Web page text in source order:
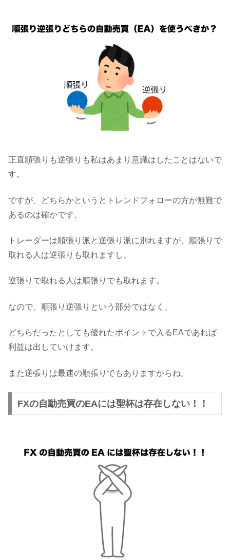
正直順張りも逆張りも私はあまり意識はしたことはないで
す。
ですが、どちらかというとトレンドフォローの方が無難で
あるのは確かです。
トレーダーは順張り派と逆張り派に別れますが、順張りで
取れる人は逆張りも取れますし、
逆張りで取れる人は順張りでも取れます。
なので、順張り逆張りという部分ではなく、
どちらだったとしても優れたポイントで入るEAであれば
利益は出していけます。
また逆張りは最速の順張りでもありますからね。
FXの自動売買のEAには聖杯は存在しない！！